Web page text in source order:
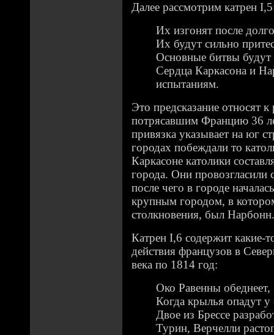
Далее рассмотрим катрен
Их изгонят после
Их будут сильно
Основные битвы будут
Сердца Каркасона и
испытаниям.
Это предсказание относят
потрясавшим Францию 36
привязка указывает на юг
городах побеждали то
Каркасоне католики
города. Они провозгласили
после чего в городе
крупным городом, в
столкновения, был Нарбонн.
Катрен I,6 содержит какие-
действия французов в
века по 1814 год:
Око Равенны обеднеет,
Когда крылья опадут у
Двое из Брессе
Турин, Верчелли